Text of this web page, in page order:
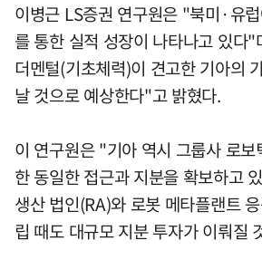
이병근 LS증권 연구원은 "북미·유
를 통한 실적 성장이 나타나고 있다
더멘털(기초체력)이 견고한 기아의
날 것으로 예상한다"고 밝혔다.
이 연구원은 "기아 역시 그룹사 로
한 동일한 접근과 지분을 확보하고
생산 법인(RA)와 로봇 메타플랜트
립 때도 대규모 지분 투자가 이뤄질